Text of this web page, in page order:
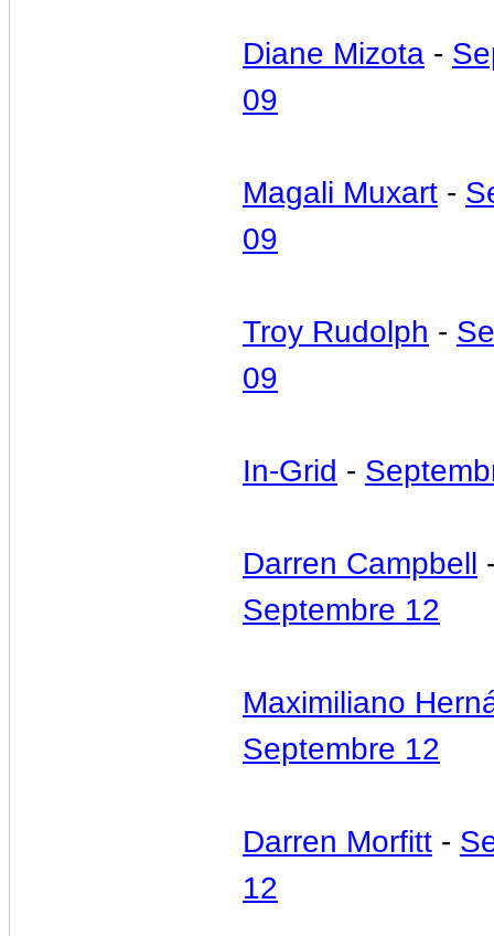
Diane Mizota -
09
Magali Muxart -
09
Troy Rudolph -
09
In-Grid -
Darren Campbell
Septembre 12
Maximiliano
Septembre 12
Darren Morfitt -
12